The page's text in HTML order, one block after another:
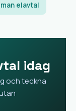
elavtal
idag
och teckna